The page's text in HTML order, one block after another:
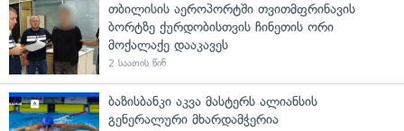
თბილისის აეროპორტში თვითმფრინავის
ბორტზე ქურდობისთვის ჩინეთის ორი
მოქალაქე დააკავეს
2 საათის წინ
ბაზისბანკი აკვა მასტერს ალიანსის
გენერალური მხარდამჭერია